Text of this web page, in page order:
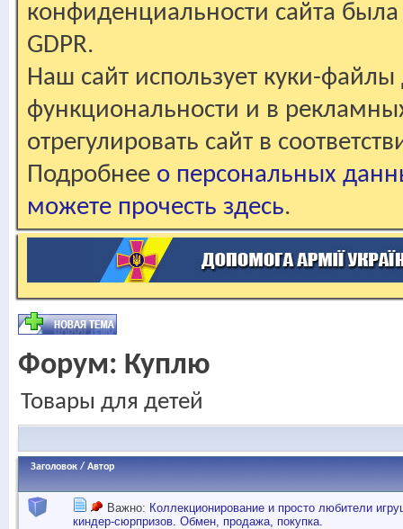
конфиденциальности сайта
GDPR.
Наш сайт использует куки-файлы
функциональности и в
отрегулировать сайт в
Подробнее о персональных
можете прочесть здесь.
Форум: Куплю
Товары для детей
Заголовок / Автор
Важно: Коллекционирование и просто любители
киндер-сюрпризов. Обмен, продажа, покупка.